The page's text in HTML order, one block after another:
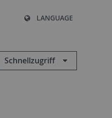
LANGUAGE
Schnellzugriff